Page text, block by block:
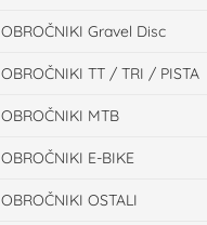
OBROČNIKI Gravel Disc
OBROČNIKI TT / TRI / PISTA
OBROČNIKI MTB
OBROČNIKI E-BIKE
OBROČNIKI OSTALI